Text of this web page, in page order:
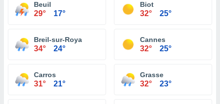
Beuil
29° 17°
Biot
32° 25°
Breil-sur-Roya
34° 24°
Cannes
32° 25°
Carros
31° 21°
Grasse
32° 23°